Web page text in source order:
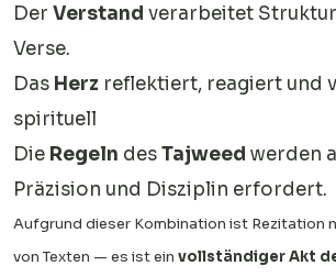
Der Verstand verarbeitet
Verse.
Das Herz reflektiert, reagiert und
spirituell
Die Regeln desTajweed werden
Präzision und Disziplin erfordert.
Aufgrund dieser Kombination ist Rezitation
von Texten — es ist ein vollständiger Akt